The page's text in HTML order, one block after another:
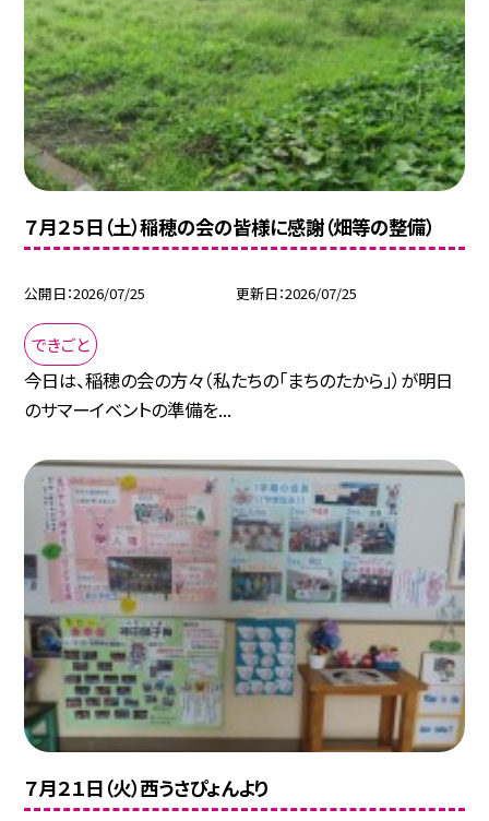
７月２５日（土）稲穂の会の皆様に感謝（畑等の整備）
公開日 2026/07/25 更新日 2026/07/25
できごと
今日は、稲穂の会の方々（私たちの「まちのたから」）が明日
のサマーイベントの準備を...
７月２１日（火）西うさぴょんより